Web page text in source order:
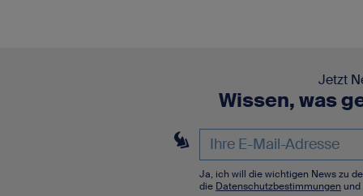
Jetzt
Wissen, was
Ja, ich will die wichtigen News zu
die Datenschutzbestimmungen